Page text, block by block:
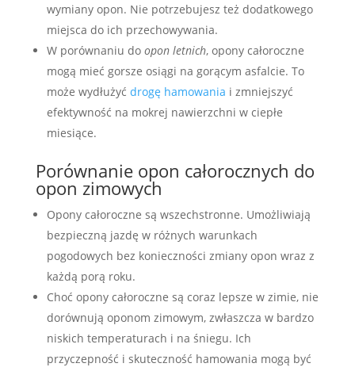
wymiany opon. Nie potrzebujesz też dodatkowego
miejsca do ich przechowywania.
W porównaniu do opon letnich, opony całoroczne
mogą mieć gorsze osiągi na gorącym asfalcie. To
może wydłużyć drogę hamowania i zmniejszyć
efektywność na mokrej nawierzchni w ciepłe
miesiące.
Porównanie opon całorocznych do
opon zimowych
Opony całoroczne są wszechstronne. Umożliwiają
bezpieczną jazdę w różnych warunkach
pogodowych bez konieczności zmiany opon wraz z
każdą porą roku.
Choć opony całoroczne są coraz lepsze w zimie, nie
dorównują oponom zimowym, zwłaszcza w bardzo
niskich temperaturach i na śniegu. Ich
przyczepność i skuteczność hamowania mogą być